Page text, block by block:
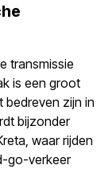
transmissie
is een groot
bedreven zijn in
bijzonder
waar rijden
go-verkeer